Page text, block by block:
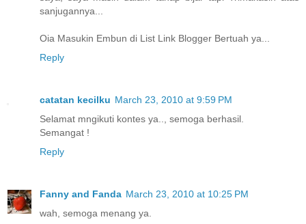
sanjugannya...
Oia Masukin Embun di List Link Blogger Bertuah ya...
Reply
catatan kecilku March 23, 2010 at 9:59 PM
Selamat mngikuti kontes ya.., semoga berhasil.
Semangat !
Reply
Fanny and Fanda March 23, 2010 at 10:25 PM
wah, semoga menang ya.